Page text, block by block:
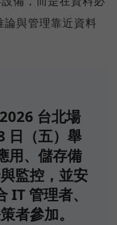
與管理靠近資料
台北場
日（五）舉
用、儲存備
監控，並安
管理者、
者參加。